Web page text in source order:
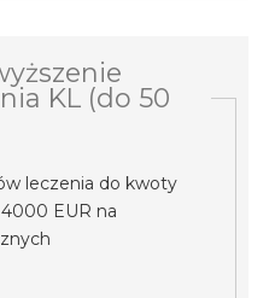
KL (do 50
leczenia do kwoty
EUR na